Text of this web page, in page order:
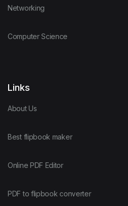
Networking
Computer Science
Links
About Us
Best flipbook maker
Online PDF Editor
PDF to flipbook converter